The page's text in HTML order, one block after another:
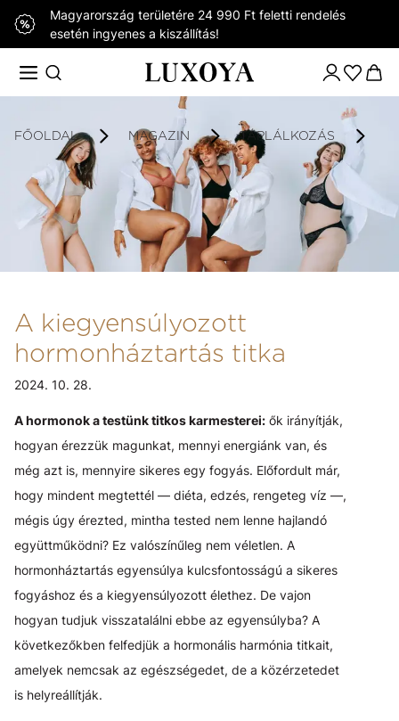
Magyarország területére 24 990 Ft feletti rendelés
esetén ingyenes a kiszállítás!
FŐOLDAL MAGAZIN TÁPLÁLKOZÁS
A kiegyensúlyozott
hormonháztartás titka
2024. 10. 28.
A hormonok a testünk titkos karmesterei: ők irányítják,
hogyan érezzük magunkat, mennyi energiánk van, és
még azt is, mennyire sikeres egy fogyás. Előfordult már,
hogy mindent megtettél — diéta, edzés, rengeteg víz —,
mégis úgy érezted, mintha tested nem lenne hajlandó
együttműködni? Ez valószínűleg nem véletlen. A
hormonháztartás egyensúlya kulcsfontosságú a sikeres
fogyáshoz és a kiegyensúlyozott élethez. De vajon
hogyan tudjuk visszatalálni ebbe az egyensúlyba? A
következőkben felfedjük a hormonális harmónia titkait,
amelyek nemcsak az egészségedet, de a közérzetedet
is helyreállítják.